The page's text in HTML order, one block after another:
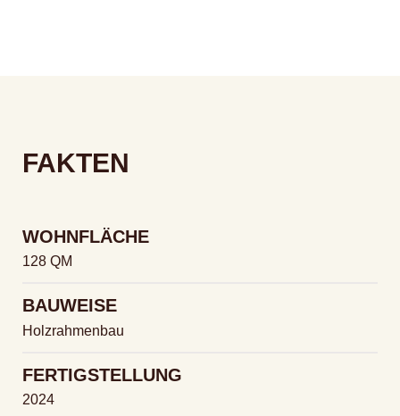
FAKTEN
WOHNFLÄCHE
128 QM
BAUWEISE
Holzrahmenbau
FERTIGSTELLUNG
2024